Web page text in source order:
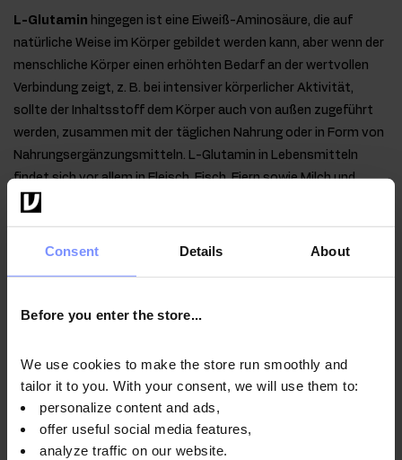
Consent Details About
Before you enter the store...
We use cookies to make the store run smoothly and
tailor it to you. With your consent, we will use them to:
personalize content and ads,
offer useful social media features,
analyze traffic on our website.
L-Glutamin hingegen ist eine Eiweiß-Aminosäure, die auf
natürliche Weise im Körper gebildet werden kann, aber wenn der
menschliche Körper einen erhöhten Bedarf an der wertvollen
Verbindung zeigt, z. B. bei intensiver körperlicher Aktivität,
sollte der Inhaltsstoff dem Körper auch von außen zugeführt
werden, zusammen mit der täglichen Nahrung oder in Form von
Nahrungsergänzungsmitteln. L-Glutamin in Lebensmitteln
findet sich vor allem in Fleisch, Fisch, Eiern sowie Milch und
Milchprodukten sowie in trockenen Hülsenfrüchten.
synergistisch wirken.
Anwendungsweise